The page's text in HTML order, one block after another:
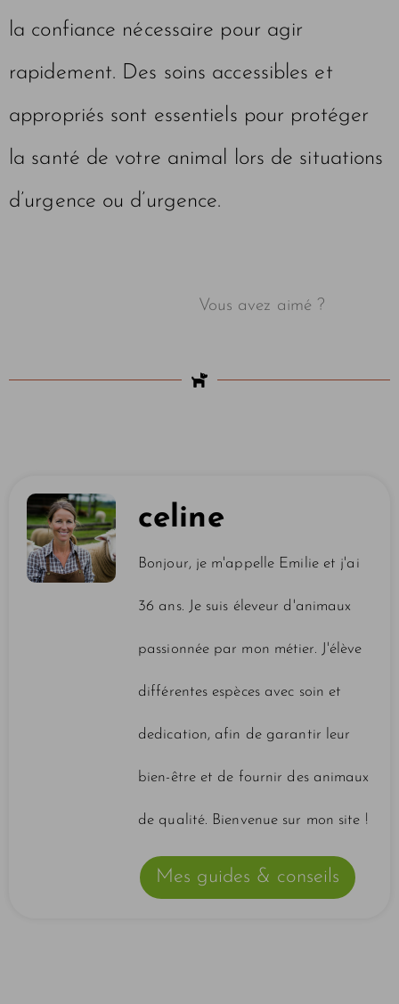
la confiance nécessaire pour agir
rapidement. Des soins accessibles et
appropriés sont essentiels pour protéger
la santé de votre animal lors de situations
d’urgence ou d’urgence.
Vous avez aimé ?
celine
Bonjour, je m'appelle Emilie et j'ai
36 ans. Je suis éleveur d'animaux
passionnée par mon métier. J'élève
différentes espèces avec soin et
dedication, afin de garantir leur
bien-être et de fournir des animaux
de qualité. Bienvenue sur mon site !
Mes guides & conseils